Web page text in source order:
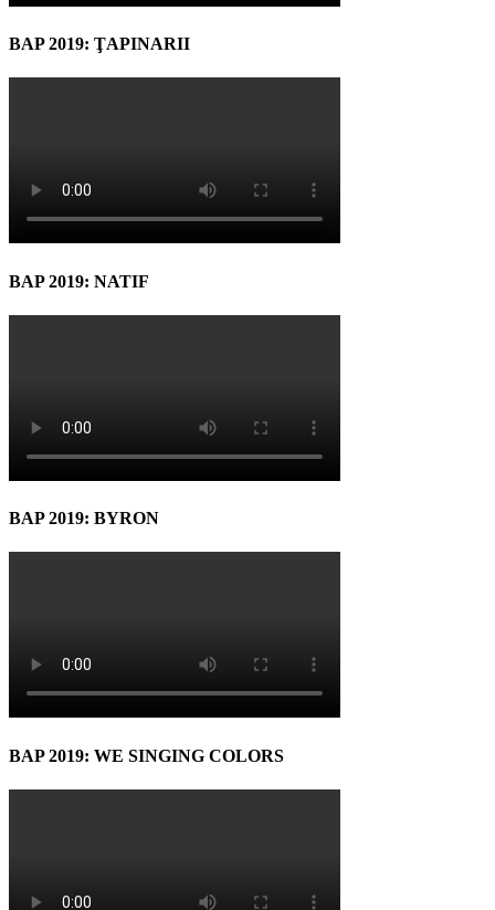
BAP 2019: ŢAPINARII
BAP 2019: NATIF
BAP 2019: BYRON
BAP 2019: WE SINGING COLORS